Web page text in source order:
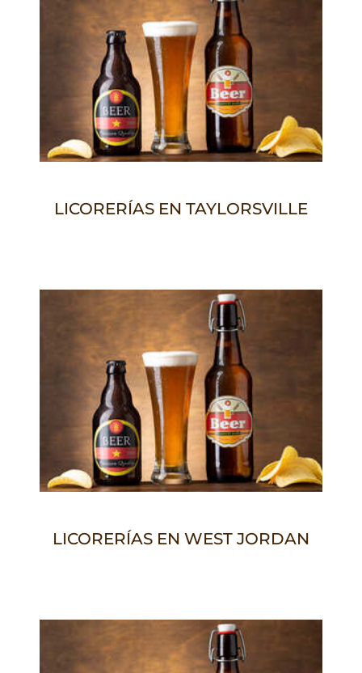
LICORERÍAS EN TAYLORSVILLE
LICORERÍAS EN WEST JORDAN